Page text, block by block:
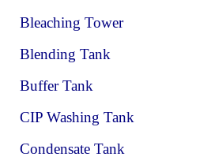
Bleaching Tower
Blending Tank
Buffer Tank
CIP Washing Tank
Condensate Tank